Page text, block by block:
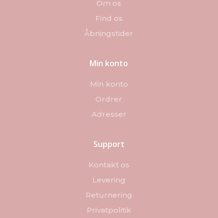
Om os
Find os
Åbningstider
Min konto
Min konto
Ordrer
Adresser
Support
Kontakt os
Levering
Returnering
Privatpolitik